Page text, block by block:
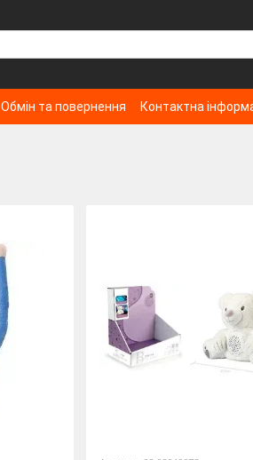
Обмін та повернення Контактна